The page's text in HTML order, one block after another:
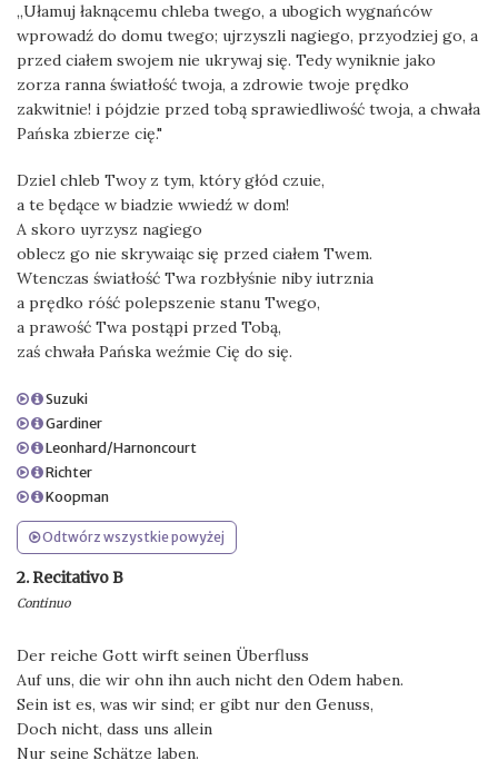
„Ułamuj łaknącemu chleba twego, a ubogich wygnańców
wprowadź do domu twego; ujrzyszli nagiego, przyodziej go, a
przed ciałem swojem nie ukrywaj się. Tedy wyniknie jako
zorza ranna światłość twoja, a zdrowie twoje prędko
zakwitnie! i pójdzie przed tobą sprawiedliwość twoja, a chwała
Pańska zbierze cię."
Dziel chleb Twoy z tym, który głód czuie,
a te będące w biadzie wwiedź w dom!
A skoro uyrzysz nagiego
oblecz go nie skrywaiąc się przed ciałem Twem.
Wtenczas światłość Twa rozbłyśnie niby iutrznia
a prędko róść polepszenie stanu Twego,
a prawość Twa postąpi przed Tobą,
zaś chwała Pańska weźmie Cię do się.
Suzuki
Gardiner
Leonhard/Harnoncourt
Richter
Koopman
Odtwórz wszystkie powyżej
2. Recitativo B
Continuo
Der reiche Gott wirft seinen Überfluss
Auf uns, die wir ohn ihn auch nicht den Odem haben.
Sein ist es, was wir sind; er gibt nur den Genuss,
Doch nicht, dass uns allein
Nur seine Schätze laben.